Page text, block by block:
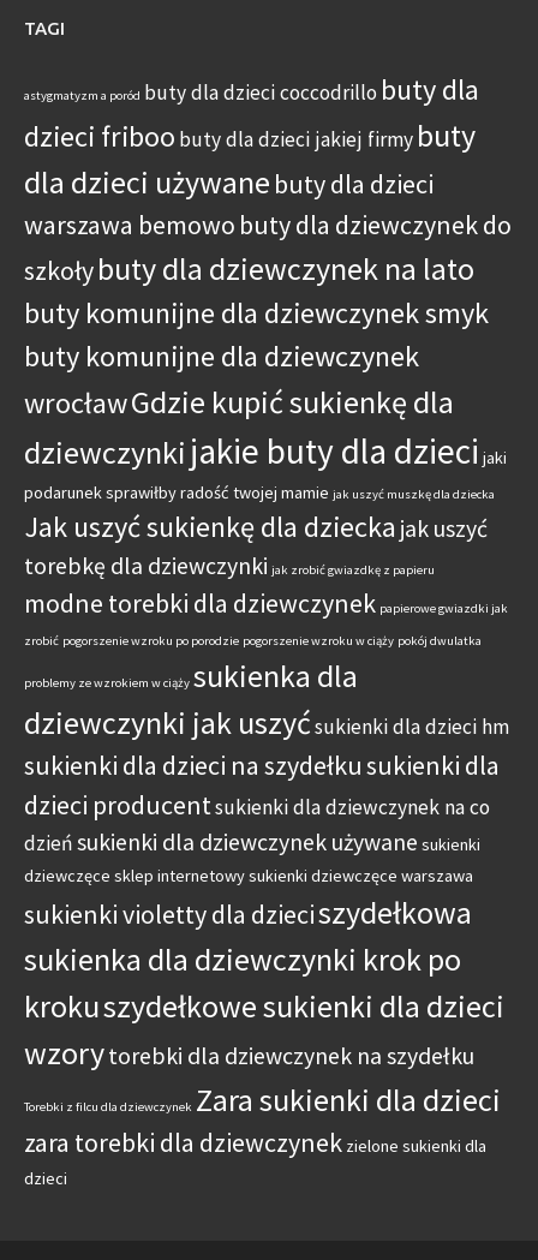
TAGI
astygmatyzm a poród buty dla dzieci coccodrillo buty dla
dzieci friboo buty dla dzieci jakiej firmy buty
dla dzieci używane buty dla dzieci
warszawa bemowo buty dla dziewczynek do
szkołybuty dla dziewczynek na lato
buty komunijne dla dziewczynek smyk
buty komunijne dla dziewczynek
wrocławGdzie kupić sukienkę dla
dziewczynki jakie buty dla dzieci jaki
podarunek sprawiłby radość twojej mamie jak uszyć muszkę dla dziecka
Jak uszyć sukienkę dla dziecka jak uszyć
torebkę dla dziewczynki jak zrobić gwiazdkę z papieru
modne torebki dla dziewczynek papierowe gwiazdki jak
zrobić pogorszenie wzroku po porodzie pogorszenie wzroku w ciąży pokój dwulatka
problemy ze wzrokiem w ciąży sukienka dla
dziewczynki jak uszyćsukienki dla dzieci hm
sukienki dla dzieci na szydełkusukienki dla
dzieci producentsukienki dla dziewczynek na co
dzieńsukienki dla dziewczynek używane sukienki
dziewczęce sklep internetowysukienki dziewczęce warszawa
sukienki violetty dla dzieciszydełkowa
sukienka dla dziewczynki krok po
krokuszydełkowe sukienki dla dzieci
wzorytorebki dla dziewczynek na szydełku
Torebki z filcu dla dziewczynek Zara sukienki dla dzieci
zara torebki dla dziewczynek zielone sukienki dla
dzieci